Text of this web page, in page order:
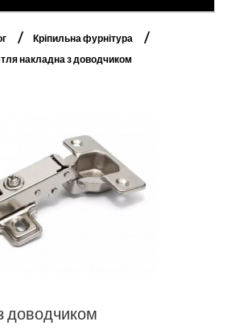
Кріпильна фурнітура
накладна з доводчиком
доводчиком